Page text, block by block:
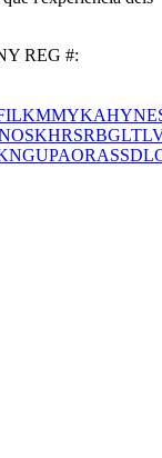
REG #:
KMMYKAHYNE
SKHRSRBGLT
GUPAORASSD